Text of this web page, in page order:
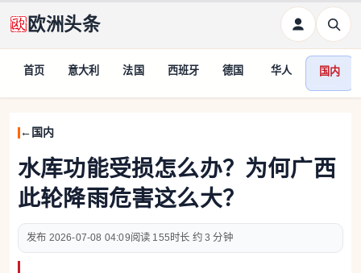
欧洲头条
首页 意大利 法国 西班牙 德国 华人 国内
国内
水库功能受损怎么办？为何广西
此轮降雨危害这么大？
2026-07-08 04:09 155 约 3 分钟